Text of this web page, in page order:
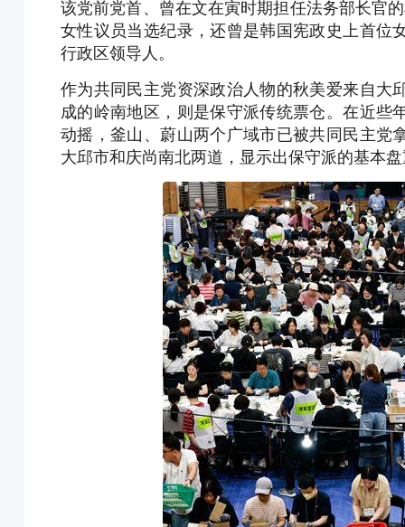
该党前党首、曾在文在寅时期担任法务部长官
女性议员当选纪录，还曾是韩国宪政史上首位
行政区领导人。
作为共同民主党资深政治人物的秋美爱来自大
成的岭南地区，则是保守派传统票仓。在近些
动摇，釜山、蔚山两个广域市已被共同民主党
大邱市和庆尚南北两道，显示出保守派的基本